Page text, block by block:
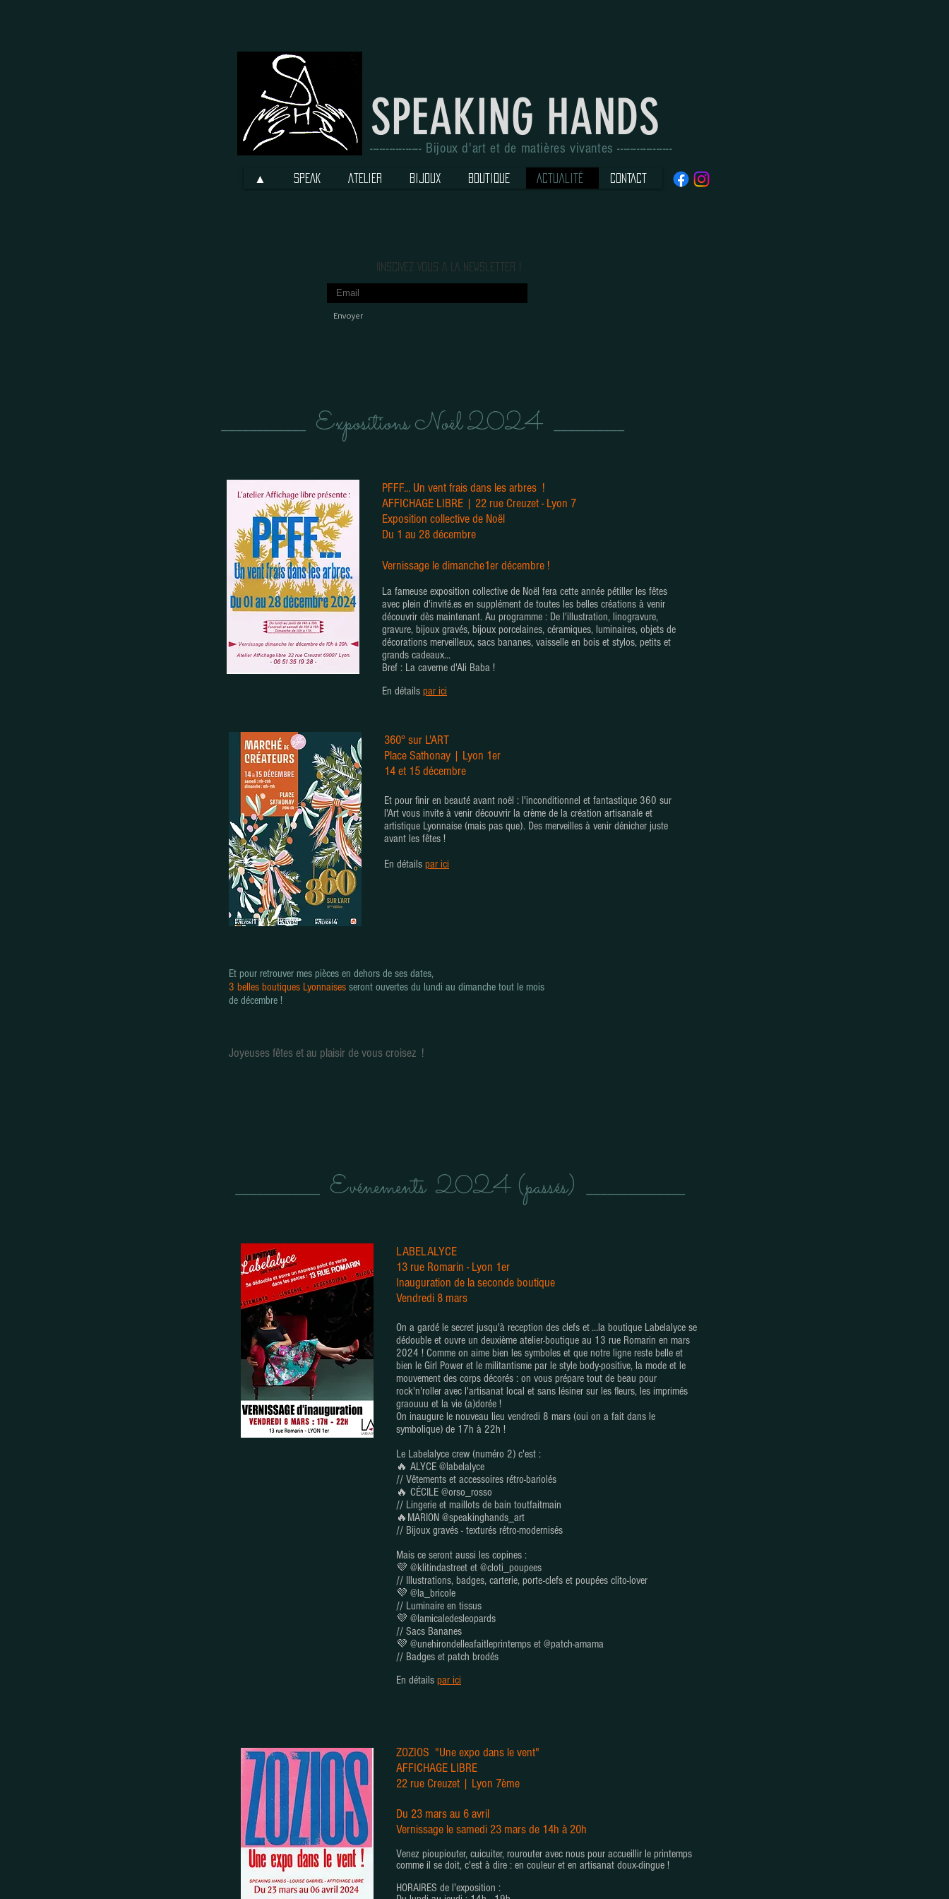
▲ SPEAK ATELIER BIJOUX BOUTIQUE Actualité CONTACT
SPEAKING HANDS
---------------- Bijoux d'art et de matières vivantes -----------------
Newsletter!
Envoyer
____________ Expositions Noël 2024 __________
PFFF... Un vent frais dans les arbres !
AFFICHAGE LIBRE | 22 rue Creuzet - Lyon 7
Exposition collective de Noël
Du 1 au 28 décembre
Vernissage le dimanche1er décembre !
La fameuse exposition collective de Noël fera cette année pétiller les fêtes
avec plein d'invité.es en supplément de toutes les belles créations à venir
découvrir dès maintenant. Au programme : De l'illustration, linogravure,
gravure, bijoux gravés, bijoux porcelaines, céramiques, luminaires, objets de
décorations merveilleux, sacs bananes, vaisselle en bois et stylos, petits et
grands cadeaux...
Bref : La caverne d'Ali Baba !
En détails par ici
360° sur L'ART
Place Sathonay | Lyon 1er
14 et 15 décembre
Et pour finir en beauté avant noël : l'inconditionnel et fantastique 360 sur
l'Art vous invite à venir découvrir la crème de la création artisanale et
artistique Lyonnaise (mais pas que). Des merveilles à venir dénicher juste
avant les fêtes !
En détails par ici
Et pour retrouver mes pièces en dehors de ses dates,
3 belles boutiques Lyonnaises seront ouvertes du lundi au dimanche tout le mois
de décembre !
Joyeuses fêtes et au plaisir de vous croisez !
____________ Evénements 2024 (passés) ______________
LABELALYCE
13 rue Romarin - Lyon 1er
Inauguration de la seconde boutique
Vendredi 8 mars
On a gardé le secret jusqu'à reception des clefs et ...la boutique Labelalyce se
dédouble et ouvre un deuxième atelier-boutique au 13 rue Romarin en mars
2024 ! Comme on aime bien les symboles et que notre ligne reste belle et
bien le Girl Power et le militantisme par le style body-positive, la mode et le
mouvement des corps décorés : on vous prépare tout de beau pour
rock'n'roller avec l'artisanat local et sans lésiner sur les fleurs, les imprimés
graouuu et la vie (a)dorée !
On inaugure le nouveau lieu vendredi 8 mars (oui on a fait dans le
symbolique) de 17h à 22h !
Le Labelalyce crew (numéro 2) c'est :
🔥 ALYCE @labelalyce
// Vêtements et accessoires rétro-bariolés
🔥 CÉCILE @orso_rosso
// Lingerie et maillots de bain toutfaitmain
🔥MARION @speakinghands_art
// Bijoux gravés - texturés rétro-modernisés
Mais ce seront aussi les copines :
💜 @klitindastreet et @cloti_poupees
// Illustrations, badges, carterie, porte-clefs et poupées clito-lover
💜 @la_bricole
// Luminaire en tissus
💜 @lamicaledesleopards
// Sacs Bananes
💜 @unehirondelleafaitleprintemps et @patch-amama
// Badges et patch brodés
En détails par ici
ZOZIOS "Une expo dans le vent"
AFFICHAGE LIBRE
22 rue Creuzet | Lyon 7ème
Du 23 mars au 6 avril
Vernissage le samedi 23 mars de 14h à 20h
Venez pioupiouter, cuicuiter, rourouter avec nous pour accueillir le printemps
comme il se doit, c'est à dire : en couleur et en artisanat doux-dingue !
HORAIRES de l'exposition :